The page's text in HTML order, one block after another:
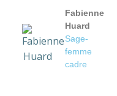
Fabienne
Huard
Sage-
femme
cadre